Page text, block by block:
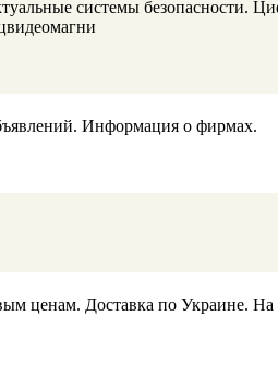
системы
Информация о фирмах.
Доставка по Украине. На